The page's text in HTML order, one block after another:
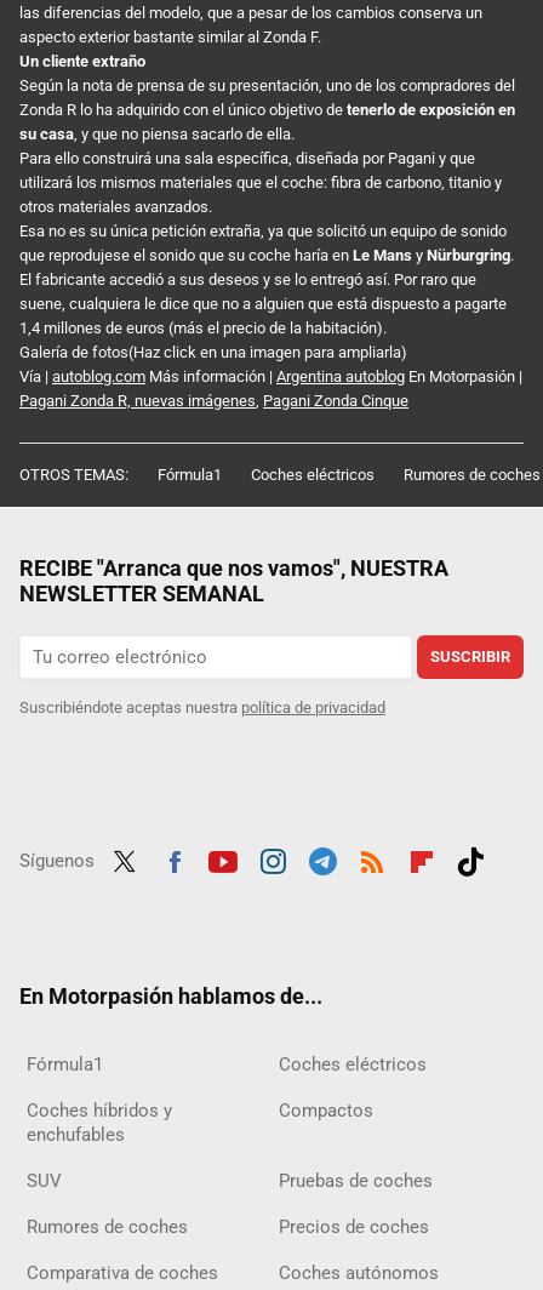
las diferencias del modelo, que a pesar de los cambios conserva un
aspecto exterior bastante similar al Zonda F.
Un cliente extraño
Según la nota de prensa de su presentación, uno de los compradores del
Zonda R lo ha adquirido con el único objetivo de tenerlo de exposición en
su casa, y que no piensa sacarlo de ella.
Para ello construirá una sala específica, diseñada por Pagani y que
utilizará los mismos materiales que el coche: fibra de carbono, titanio y
otros materiales avanzados.
Esa no es su única petición extraña, ya que solicitó un equipo de sonido
que reprodujese el sonido que su coche haría en Le Mans y Nürburgring.
El fabricante accedió a sus deseos y se lo entregó así. Por raro que
suene, cualquiera le dice que no a alguien que está dispuesto a pagarte
1,4 millones de euros (más el precio de la habitación).
Galería de fotos(Haz click en una imagen para ampliarla)
Vía | autoblog.com Más información | Argentina autoblog En Motorpasión |
Pagani Zonda R, nuevas imágenes, Pagani Zonda Cinque
OTROS TEMAS: Fórmula1 Coches eléctricos Rumores de coches
RECIBE "Arranca que nos vamos", NUESTRA
NEWSLETTER SEMANAL
SUSCRIBIR
Suscribiéndote aceptas nuestra política de privacidad
Síguenos
En Motorpasión hablamos de...
Fórmula1 Coches eléctricos
Coches híbridos y
enchufables
Compactos
SUV Pruebas de coches
Rumores de coches Precios de coches
Comparativa de coches Coches autónomos